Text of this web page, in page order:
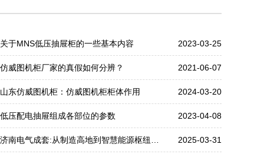
关于MNS低压抽屉柜的一些基本内容 2023-03-25
仿威图机柜厂家的真假如何分辨？ 2021-06-07
山东仿威图机柜：仿威图机柜柜体作用 2024-03-20
低压配电抽屉组成各部位的参数 2023-04-08
济南电气成套:从制造高地到智慧能源枢纽的跨越 2025-03-31